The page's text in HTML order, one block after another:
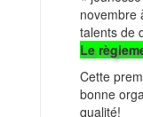
novembre
talents de
Le
Cette
bonne
qualité!